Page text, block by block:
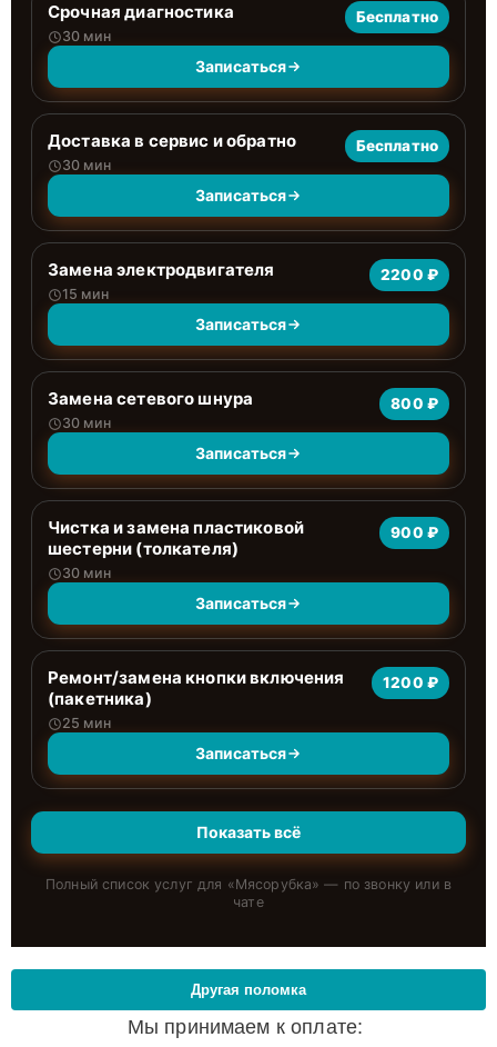
Срочная диагностика
30 мин
Бесплатно
Записаться
Доставка в сервис и обратно
30 мин
Бесплатно
Записаться
Замена электродвигателя
15 мин
2200 ₽
Записаться
Замена сетевого шнура
30 мин
800 ₽
Записаться
Чистка и замена пластиковой
шестерни (толкателя)
30 мин
900 ₽
Записаться
Ремонт/замена кнопки включения
(пакетника)
25 мин
1200 ₽
Записаться
Показать всё
Полный список услуг для «Мясорубка» — по звонку или в
чате
Мы принимаем к оплате:
Другая поломка